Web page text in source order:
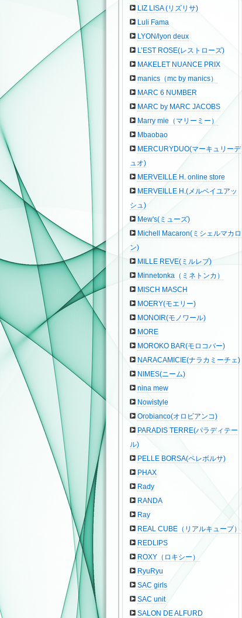
LIZ LISA (リズリサ)
Luli Fama
LYON/lyon deux
L’EST ROSE(レストローズ)
MAKELET NUANCE PRIX
manics（mc by manics）
MARC 6 NUMBER
MARC by MARC JACOBS
Marry mie（マリーミー）
Mbaobao
MERCURYDUO(マーキュリーデ
ュオ)
MERVEILLE H. online store
MERVEILLE H.(メルベイユアッ
シュ)
Mew's(ミューズ)
Michell Macaron(ミシェルマカロ
ン)
MILLE REVE(ミルレブ)
Minnetonka（ミネトンカ）
MISCH MASCH
MOERY(モエリー)
MONOIR(モノワール)
MORE
MOROKO BAR(モロコバー)
NARACAMICIE(ナラカミーチェ)
NIMES(ニーム)
nina mew
Nowistyle
Orobianco(オロビアンコ)
PARADIS TERRE(パラディテー
ル)
PELLE BORSA(ペレボルサ)
PHAX
Rady
RANDA
Ray
REAL CUBE（リアルキューブ）
REDLIPS
ROXY（ロキシー）
RyuRyu
SAC girls
SAC unit
SALON DE ALFURD